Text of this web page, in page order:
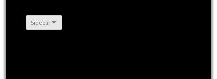
Sidebar